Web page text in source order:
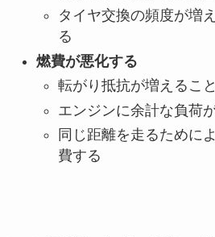
タイヤ交換の頻度が増
る
燃費が悪化する
転がり抵抗が増えるこ
エンジンに余計な負荷
同じ距離を走るために
費する